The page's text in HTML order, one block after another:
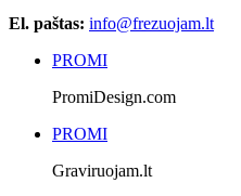
El. paštas: info@frezuojam.lt
PROMI
PromiDesign.com
PROMI
Graviruojam.lt